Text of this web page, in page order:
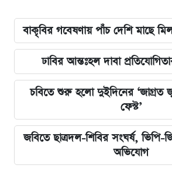
বাকৃবির গবেষণায় পাঁচ দেশি মাছে
ঢাবির আন্তঃহল দাবা
চবিতে শুরু হলো দুইদিনের ‘জাগ্রত
ফেস্ট’
জবিতে ছাত্রদল-শিবির সংঘর্ষ,
অভিযোগ